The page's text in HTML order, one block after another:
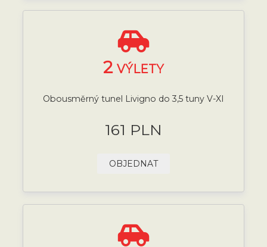
2 VÝLETY
Obousměrný tunel Livigno do 3,5 tuny V-XI
161 PLN
OBJEDNAT